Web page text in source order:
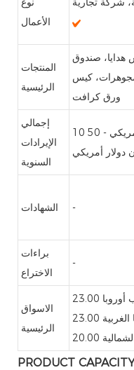
الأعمال
المنتجات
الرئيسية
صندوق
كيس
ورق كرافت
إجمالي
الإيرادات
السنوية
10 مليون دولار أمريكي - 50
دولار أمريكي
الشهادات -
براءات
الاختراع
-
الاسواق
الرئيسية
أوروبا
الغربية
PRODUCT CAPACITY